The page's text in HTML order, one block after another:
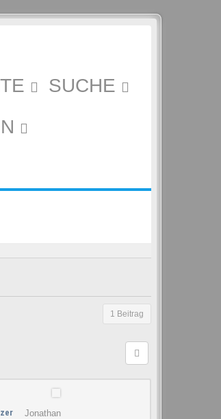
SUCHE
1 Beitrag
Jonathan